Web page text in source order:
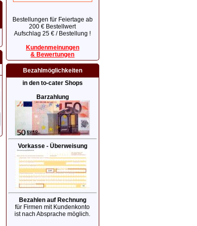
Bestellungen für Feiertage ab
200 € Bestellwert
Aufschlag 25 € / Bestellung !
Kundenmeinungen
& Bewertungen
Bezahlmöglichkeiten
in den to-cater Shops
Barzahlung
Vorkasse - Überweisung
Bezahlen auf Rechnung
für Firmen mit Kundenkonto
ist nach Absprache möglich.